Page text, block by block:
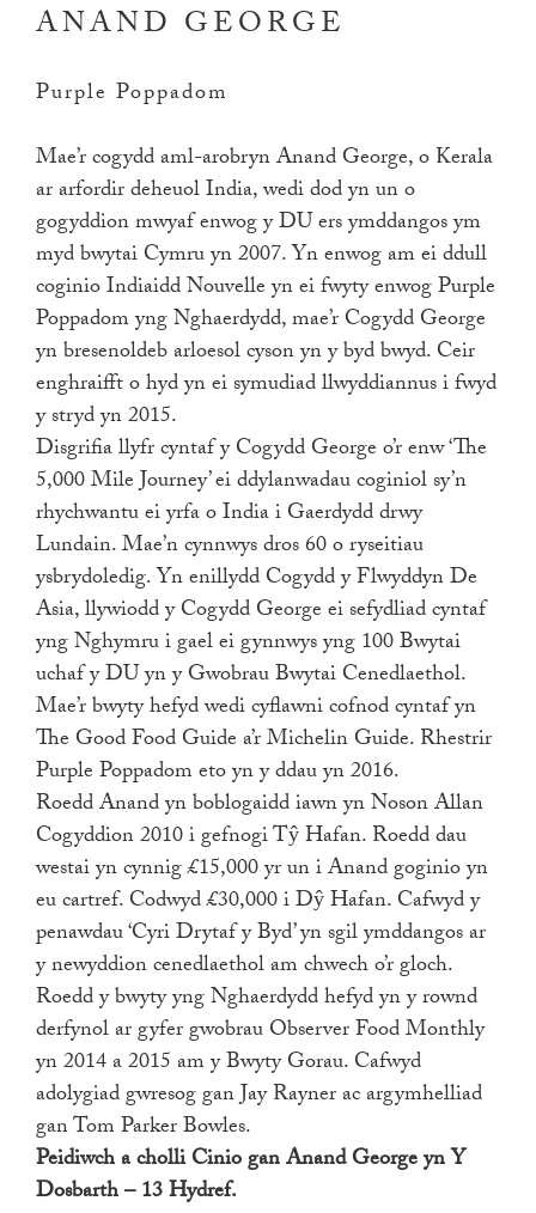
ANAND GEORGE
Purple Poppadom
Mae’r cogydd aml-arobryn Anand George, o Kerala
ar arfordir deheuol India, wedi dod yn un o
gogyddion mwyaf enwog y DU ers ymddangos ym
myd bwytai Cymru yn 2007. Yn enwog am ei ddull
coginio Indiaidd Nouvelle yn ei fwyty enwog Purple
Poppadom yng Nghaerdydd, mae’r Cogydd George
yn bresenoldeb arloesol cyson yn y byd bwyd. Ceir
enghraifft o hyd yn ei symudiad llwyddiannus i fwyd
y stryd yn 2015.
Disgrifia llyfr cyntaf y Cogydd George o’r enw ‘The
5,000 Mile Journey’ ei ddylanwadau coginiol sy’n
rhychwantu ei yrfa o India i Gaerdydd drwy
Lundain. Mae’n cynnwys dros 60 o ryseitiau
ysbrydoledig. Yn enillydd Cogydd y Flwyddyn De
Asia, llywiodd y Cogydd George ei sefydliad cyntaf
yng Nghymru i gael ei gynnwys yng 100 Bwytai
uchaf y DU yn y Gwobrau Bwytai Cenedlaethol.
Mae’r bwyty hefyd wedi cyflawni cofnod cyntaf yn
The Good Food Guide a’r Michelin Guide. Rhestrir
Purple Poppadom eto yn y ddau yn 2016.
Roedd Anand yn boblogaidd iawn yn Noson Allan
Cogyddion 2010 i gefnogi Tŷ Hafan. Roedd dau
westai yn cynnig £15,000 yr un i Anand goginio yn
eu cartref. Codwyd £30,000 i Dŷ Hafan. Cafwyd y
penawdau ‘Cyri Drytaf y Byd’ yn sgil ymddangos ar
y newyddion cenedlaethol am chwech o’r gloch.
Roedd y bwyty yng Nghaerdydd hefyd yn y rownd
derfynol ar gyfer gwobrau Observer Food Monthly
yn 2014 a 2015 am y Bwyty Gorau. Cafwyd
adolygiad gwresog gan Jay Rayner ac argymhelliad
gan Tom Parker Bowles.
Peidiwch a cholli Cinio gan Anand George yn Y
Dosbarth – 13 Hydref.